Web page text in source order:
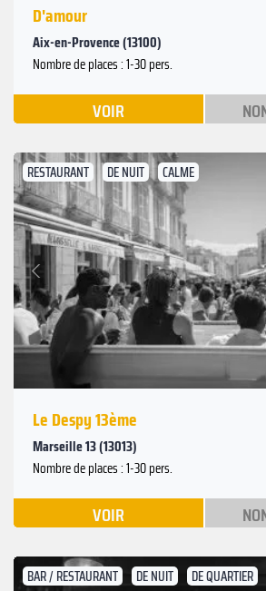
D'amour
Aix-en-Provence (13100)
Nombre de places : 1-30 pers.
VOIR
RESTAURANT DE NUIT CALME
Précédent
Le Despy 13ème
Marseille 13 (13013)
Nombre de places : 1-30 pers.
VOIR
BAR / RESTAURANT DE NUIT DE QUARTIER